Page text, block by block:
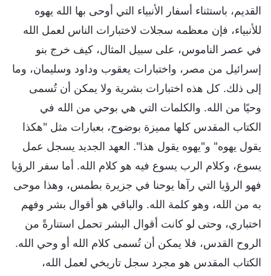
القديم، باستثناء أسفار الأنبياء التي أوحى بها الله يهوه
للأنبياء، فإن معظمه سجلات لاختبارات الناس لعمل الله
في عصر الناموس، على سبيل المثال، كيف خرج بنو
إسرائيل من مصر، واختبارات يعقوب وداود وسليمان، وما
إلى ذلك. كل هذه اختبارات بشرية ولا يمكن أن تُسمى
وحيًا من الله. والكلمات التي هي بوحي من الله في
الكتاب المقدس كلها مميزة بوضوح، بعبارات مثل "هكذا
يقول يهوه" و"يهوه يقول هذا". العهد الجديد يسجل عمل
يسوع، وكلام الرب يسوع فيه هو كلام الله. أما سفر الرؤيا
فهو الرؤيا التي رآها يوحنا في جزيرة بطمس، وهذا موحى
به من الله، وهو كلمة الله. والباقي هو أقوال بشر وفهم
اختباري، وحتى لو كانت أقوال البشر تحمل استنارةً من
الروح القدس، فلا يمكن أن تُسمى كلام الله أو وحي الله.
الكتاب المقدس هو مجرد سجل تاريخي لعمل الله،